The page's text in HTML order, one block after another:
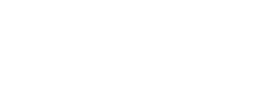
держать всё необходимое под рукой, а также
на виду. Четыре всепогодных
Гриль идеален для открытых площадок, террас,
следуйте всем правилам эксплуатации.